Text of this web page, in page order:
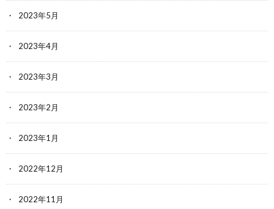
2023年5月
2023年4月
2023年3月
2023年2月
2023年1月
2022年12月
2022年11月